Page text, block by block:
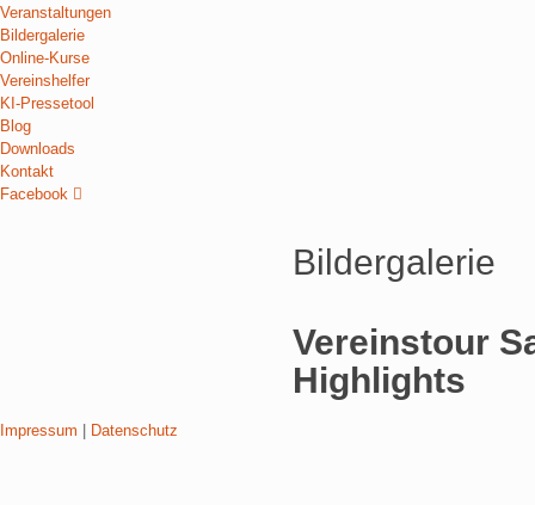
Veranstaltungen
Bildergalerie
Online-Kurse
Vereinshelfer
KI-Pressetool
Blog
Downloads
Kontakt
Facebook
Bildergalerie
Vereinstour
Highlights
Impressum Datenschutz